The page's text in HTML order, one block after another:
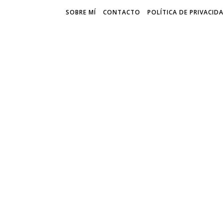
SOBRE MÍ CONTACTO POLÍTICA DE